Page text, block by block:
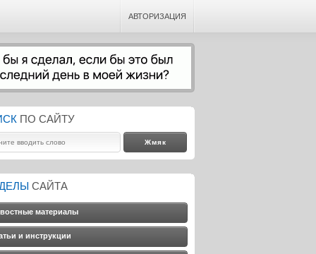
АВТОРИЗАЦИЯ
ПО САЙТУ
САЙТА
материалы
и инструкции